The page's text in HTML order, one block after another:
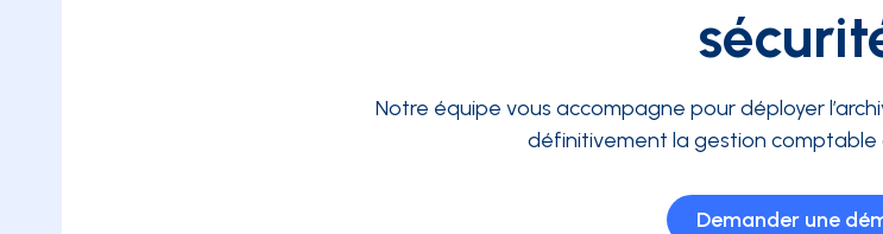
Notre équipe vous accompagne pour déployer
définitivement la gestion comptable
Demander une